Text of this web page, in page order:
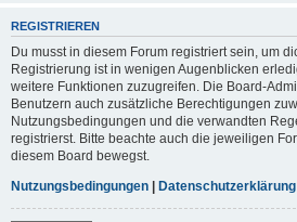
REGISTRIEREN
Du musst in diesem Forum registriert sein, um
Registrierung ist in wenigen Augenblicken
weitere Funktionen zuzugreifen. Die Board-
Benutzern auch zusätzliche Berechtigungen
Nutzungsbedingungen und die verwandten
registrierst. Bitte beachte auch die jeweiligen
diesem Board bewegst.
Nutzungsbedingungen | Datenschutzerklärung